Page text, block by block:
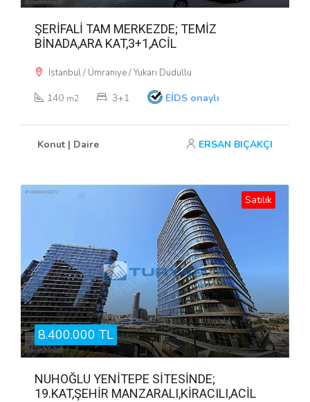
ŞERİFALİ TAM MERKEZDE; TEMİZ
BİNADA,ARA KAT,3+1,ACİL
İstanbul / Ümraniye / Yukarı Dudullu
140 m2 3+1 EİDS onaylı
Konut | Daire ERSAN BIÇAKÇI
Satılık
8.400.000 TL
NUHOĞLU YENİTEPE SİTESİNDE;
19.KAT,ŞEHİR MANZARALI,KİRACILI,ACİL